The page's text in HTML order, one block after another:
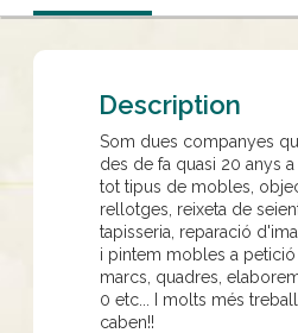
Description
Som dues companyes
des de fa quasi 20 anys
tot tipus de mobles,
rellotges, reixeta de
tapisseria, reparació
i pintem mobles a
marcs, quadres,
0 etc... I molts més
caben!!